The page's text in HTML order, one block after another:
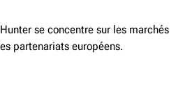
se concentre sur les marchés
partenariats européens.